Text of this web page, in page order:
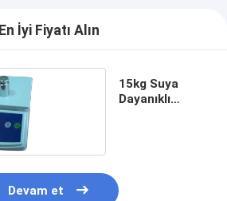
En İyi Fiyatı Alın
15kg Suya
Dayanıklı
Devam et